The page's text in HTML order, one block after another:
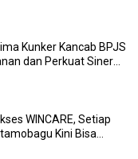
Kunker Kancab BPJS
dan Perkuat Sinergi
WINCARE, Setiap
Kini Bisa